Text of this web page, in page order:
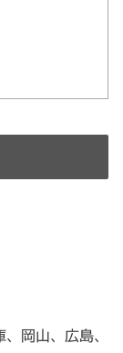
岡山、広島、